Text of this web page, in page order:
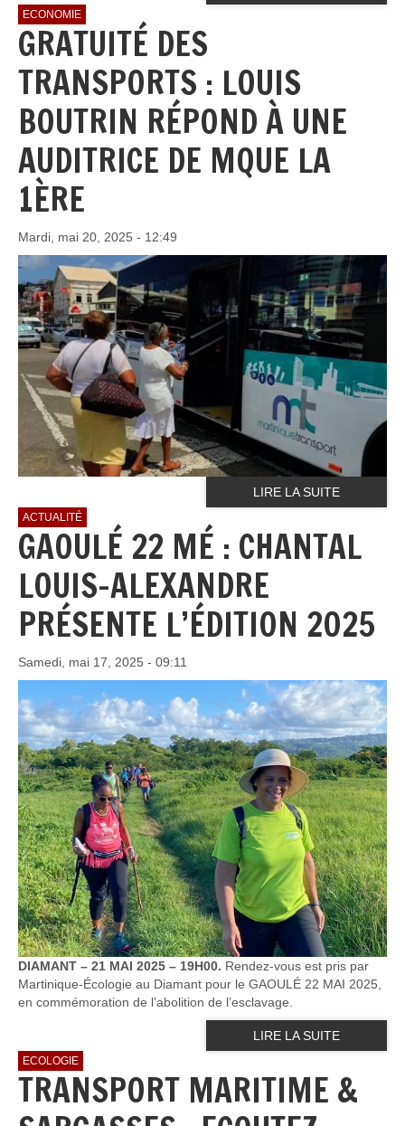
ECONOMIE
GRATUITÉ DES
TRANSPORTS : LOUIS
BOUTRIN RÉPOND À UNE
AUDITRICE DE MQUE LA
1ÈRE
Mardi, mai 20, 2025 - 12:49
LIRE LA SUITE
ACTUALITÉ
GAOULÉ 22 MÉ : CHANTAL
LOUIS-ALEXANDRE
PRÉSENTE L’ÉDITION 2025
Samedi, mai 17, 2025 - 09:11
DIAMANT – 21 MAI 2025 – 19H00. Rendez-vous est pris par
Martinique-Écologie au Diamant pour le GAOULÉ 22 MAI 2025,
en commémoration de l’abolition de l’esclavage.
LIRE LA SUITE
ECOLOGIE
TRANSPORT MARITIME &